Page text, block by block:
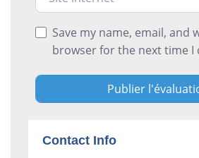
Save my name, email, and
browser for the next time I
Contact Info